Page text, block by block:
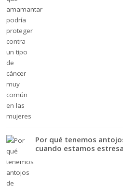
Por qué tenemos
cuando estamos